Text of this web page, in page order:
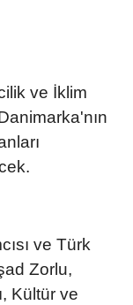
ve İklim
ve Türk
Zorlu,
Kültür ve